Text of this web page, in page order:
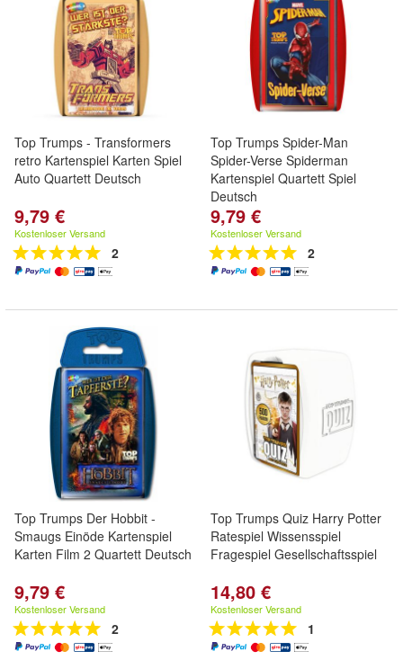
Top Trumps - Transformers
retro Kartenspiel Karten Spiel
Auto Quartett Deutsch
9,79 €
Kostenloser Versand
2
Top Trumps Spider-Man
Spider-Verse Spiderman
Kartenspiel Quartett Spiel
Deutsch
9,79 €
Kostenloser Versand
2
Top Trumps Der Hobbit -
Smaugs Einöde Kartenspiel
Karten Film 2 Quartett Deutsch
9,79 €
Kostenloser Versand
2
Top Trumps Quiz Harry Potter
Ratespiel Wissensspiel
Fragespiel Gesellschaftsspiel
14,80 €
Kostenloser Versand
1